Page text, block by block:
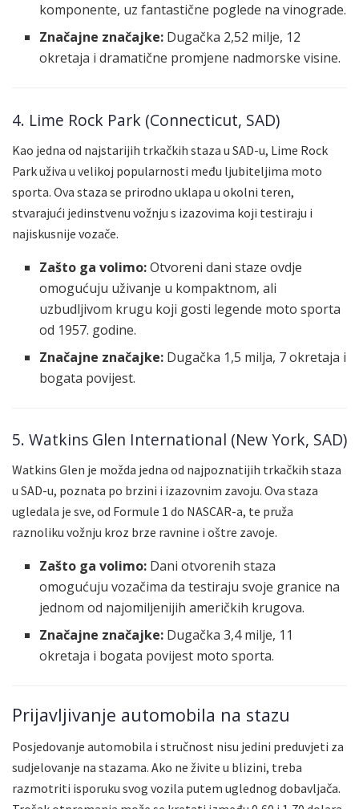
komponente, uz fantastične poglede na vinograde.
Značajne značajke: Dugačka 2,52 milje, 12
okretaja i dramatične promjene nadmorske visine.
4. Lime Rock Park (Connecticut, SAD)
Kao jedna od najstarijih trkačkih staza u SAD-u, Lime Rock
Park uživa u velikoj popularnosti među ljubiteljima moto
sporta. Ova staza se prirodno uklapa u okolni teren,
stvarajući jedinstvenu vožnju s izazovima koji testiraju i
najiskusnije vozače.
Zašto ga volimo:Otvoreni dani staze ovdje
omogućuju uživanje u kompaktnom, ali
uzbudljivom krugu koji gosti legende moto sporta
od 1957. godine.
Značajne značajke: Dugačka 1,5 milja, 7 okretaja i
bogata povijest.
5. Watkins Glen International (New York, SAD)
Watkins Glen je možda jedna od najpoznatijih trkačkih staza
u SAD-u, poznata po brzini i izazovnim zavoju. Ova staza
ugledala je sve, od Formule 1 do NASCAR-a, te pruža
raznoliku vožnju kroz brze ravnine i oštre zavoje.
Zašto ga volimo: Dani otvorenih staza
omogućuju vozačima da testiraju svoje granice na
jednom od najomiljenijih američkih krugova.
Značajne značajke: Dugačka 3,4 milje, 11
okretaja i bogata povijest moto sporta.
Prijavljivanje automobila na stazu
Posjedovanje automobila i stručnost nisu jedini preduvjeti za
sudjelovanje na stazama. Ako ne živite u blizini, treba
razmotriti isporuku svog vozila putem uglednog dobavljača.